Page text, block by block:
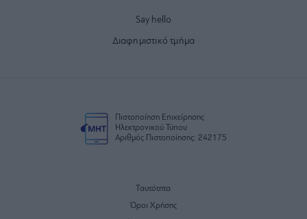
Say hello
Διαφημιστικό τμήμα
Πιστοποίηση Επιχείρησης
Ηλεκτρονικού Τύπου
Αριθμός Πιστοποίησης: 242175
Ταυτότητα
Όροι Χρήσης